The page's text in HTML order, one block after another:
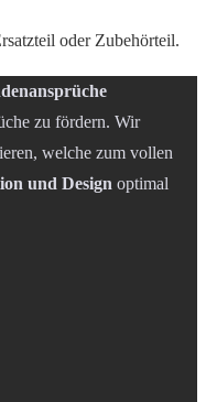
oder Zubehörteil.
zu fördern. Wir
welche zum vollen
und Design optimal